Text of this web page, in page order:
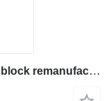
Motor Caterpillar 3508 / 3508B short block remanufactured SHORT